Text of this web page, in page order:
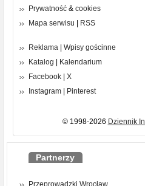
Prywatność & cookies
Mapa serwisu
RSS
Reklama
Wpisy gościnne
Katalog
Kalendarium
Facebook
X
Instagram
Pinterest
© 1998-2026 Dziennik
Partnerzy
Przeprowadzki Wrocław